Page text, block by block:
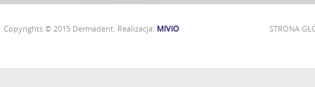
STRONA
Copyrights © 2015 Dermadent. Realizacja: MIVIO